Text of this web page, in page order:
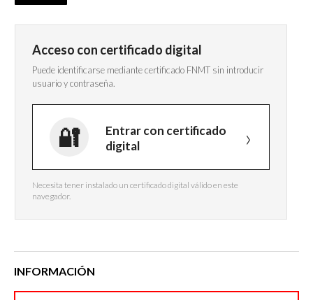
Acceso con certificado digital
Puede identificarse mediante certificado FNMT sin introducir
usuario y contraseña.
Entrar con certificado
digital
Necesita tener instalado un certificado digital válido en este
navegador.
INFORMACIÓN